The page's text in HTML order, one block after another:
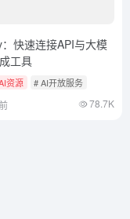
快速连接API与大模
工具
资源 # AI开放服务
78.7K